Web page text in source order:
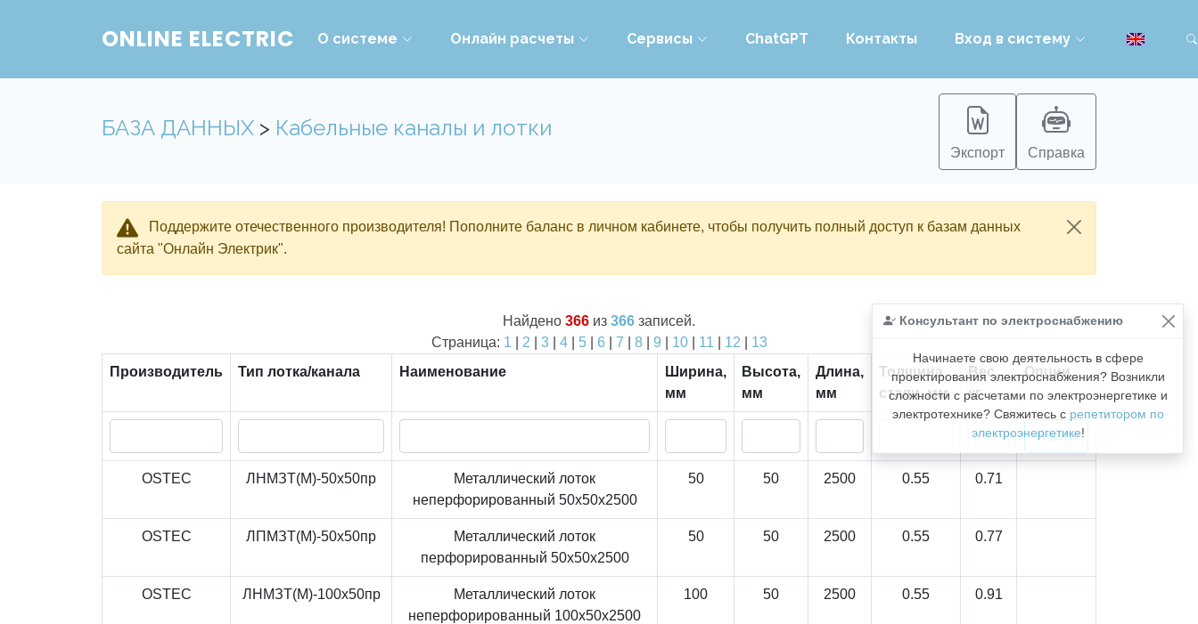
ONLINE ELECTRIC О системе Онлайн расчеты Сервисы ChatGPT Контакты Вход в систему
БАЗА ДАННЫХ > Кабельные каналы и лотки
Экспорт Справка
Поддержите отечественного производителя! Пополните баланс в личном кабинете, чтобы получить полный доступ к базам данных
сайта "Онлайн Электрик".
Консультант по электроснабжению
Начинаете свою деятельность в сфере
проектирования электроснабжения? Возникли
сложности с расчетами по электроэнергетике и
электротехнике? Свяжитесь с репетитором по
электроэнергетике!
Найдено 366 из 366 записей.
Страница: 1 2 3| 4| 5| 6 7 8| 9 10| 11 12
13
Производитель
Тип лотка/канала Наименование
Ширина,
мм
Высота,
мм
Длина,
мм
Толщина
стали, мм
Вес,
кг
Опции
OSTEC ЛНМЗТ(М)-50x50пр
Металлический лоток
неперфорированный 50x50x2500
50 50 2500 0.55 0.71
OSTEC ЛПМЗТ(М)-50x50пр
Металлический лоток
перфорированный 50x50x2500
50 50 2500 0.55 0.77
OSTEC ЛНМЗТ(М)-100x50пр
Металлический лоток
неперфорированный 100x50x2500
100 50 2500 0.55 0.91